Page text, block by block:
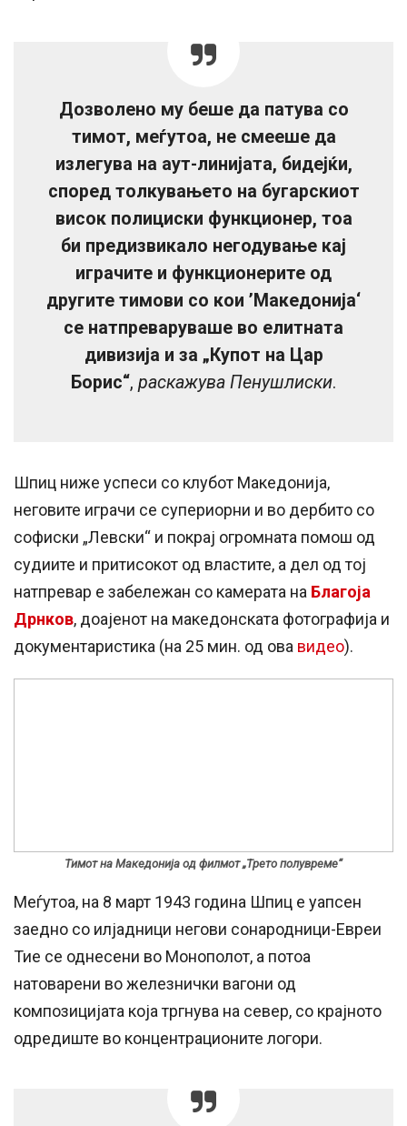
Дозволено му беше да патува со
тимот, меѓутоа, не смееше да
излегува на аут-линијата, бидејќи,
според толкувањето на бугарскиот
висок полициски функционер, тоа
би предизвикало негодување кај
играчите и функционерите од
другите тимови со кои ’Македонија‘
се натпреваруваше во елитната
дивизија и за „Купот на Цар
Борис“, раскажува Пенушлиски.
Шпиц ниже успеси со клубот Македонија,
неговите играчи се супериорни и во дербито со
софиски „Левски“ и покрај огромната помош од
судиите и притисокот од властите, а дел од тој
натпревар е забележан со камерата на Благоја
Дрнков, доајенот на македонската фотографија и
документаристика (на 25 мин. од ова видео).
Тимот на Македонија од филмот „Трето полувреме“
Меѓутоа, на 8 март 1943 година Шпиц е уапсен
заедно со илјадници негови сонародници-Евреи
Тие се однесени во Монополот, а потоа
натоварени во железнички вагони од
композицијата која тргнува на север, со крајното
одредиште во концентрационите логори.